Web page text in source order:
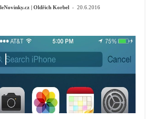
| Oldřich Korbel - 20.6.2016